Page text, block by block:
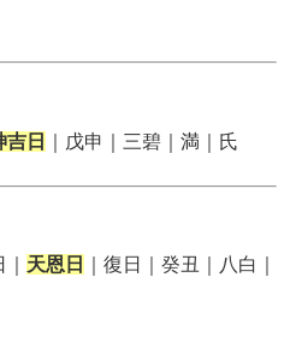
吉日 ｜戊申｜三碧｜満｜氏
天恩日
｜復日｜癸丑｜八白｜